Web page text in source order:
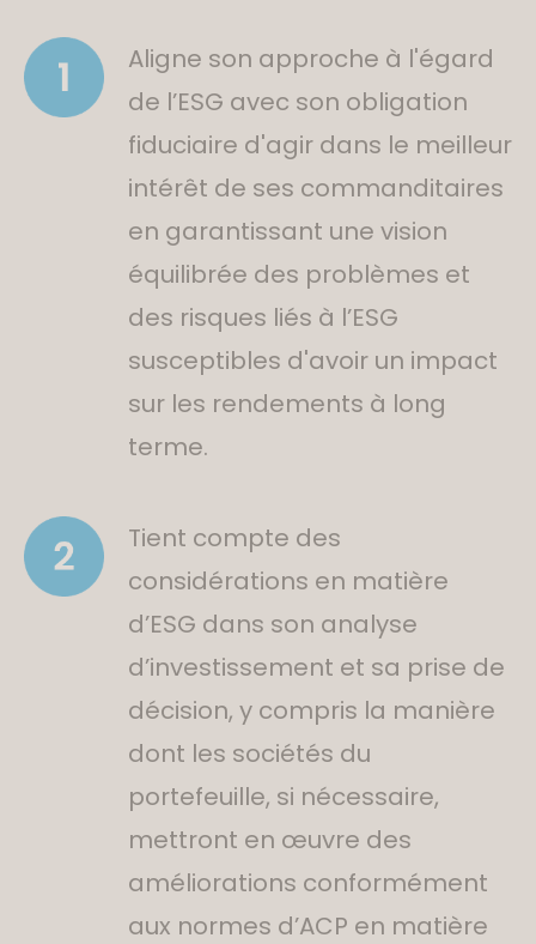
Aligne son approche à l'égard
de l’ESG avec son obligation
fiduciaire d'agir dans le meilleur
intérêt de ses commanditaires
en garantissant une vision
équilibrée des problèmes et
des risques liés à l’ESG
susceptibles d'avoir un impact
sur les rendements à long
terme.
Tient compte des
considérations en matière
d’ESG dans son analyse
d’investissement et sa prise de
décision, y compris la manière
dont les sociétés du
portefeuille, si nécessaire,
mettront en œuvre des
améliorations conformément
aux normes d’ACP en matière